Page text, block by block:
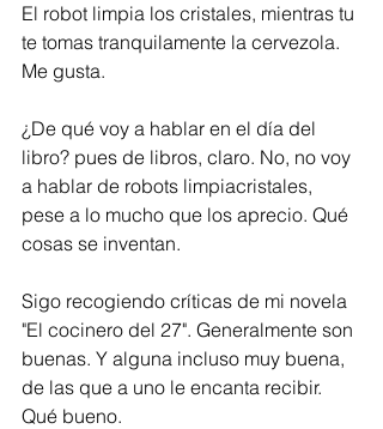
El robot limpia los cristales, mientras tu
te tomas tranquilamente la cervezola.
Me gusta.
¿De qué voy a hablar en el día del
libro? pues de libros, claro. No, no voy
a hablar de robots limpiacristales,
pese a lo mucho que los aprecio. Qué
cosas se inventan.
Sigo recogiendo críticas de mi novela
"El cocinero del 27". Generalmente son
buenas. Y alguna incluso muy buena,
de las que a uno le encanta recibir.
Qué bueno.